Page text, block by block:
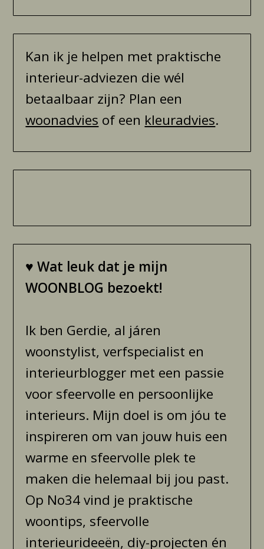
Kan ik je helpen met praktische
interieur-adviezen die wél
betaalbaar zijn? Plan een
woonadvies of een kleuradvies.
♥Wat leuk dat je mijn
WOONBLOG bezoekt!
Ik ben Gerdie, al járen
woonstylist, verfspecialist en
interieurblogger met een passie
voor sfeervolle en persoonlijke
interieurs. Mijn doel is om jóu te
inspireren om van jouw huis een
warme en sfeervolle plek te
maken die helemaal bij jou past.
Op No34 vind je praktische
woontips, sfeervolle
interieurideeën, diy-projecten én